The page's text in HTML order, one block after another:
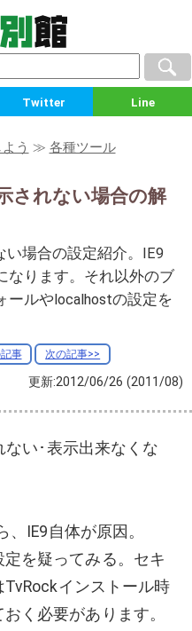
Twitter Line
う ≫ 各種ツール
されない場合の解
い場合の設定紹介。IE9
なります。それ以外のブ
ールやlocalhostの設定を
事 次の記事>>
更新:2012/06/26 (2011/08)
い･表示出来なくな
、IE9自体が原因。
を疑ってみる。セキ
インストール時
く必要があります。